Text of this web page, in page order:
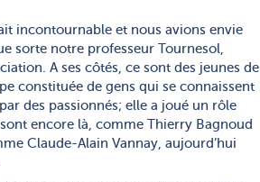
incontournable et nous avions envie
sorte notre professeur Tournesol,
A ses côtés, ce sont des jeunes de
constituée de gens qui se connaissent
des passionnés; elle a joué un rôle
encore là, comme Thierry Bagnoud
Claude-Alain Vannay, aujourd’hui